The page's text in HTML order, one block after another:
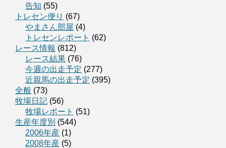
告知 (55)
トレセン便り (67)
やまさん部屋 (4)
トレセンレポート (62)
レース情報 (812)
レース結果 (76)
今週の出走予定 (277)
近親馬の出走予定 (395)
全般 (73)
牧場日記 (56)
牧場レポート (51)
生産年度別 (544)
2006年産 (1)
2008年産 (5)